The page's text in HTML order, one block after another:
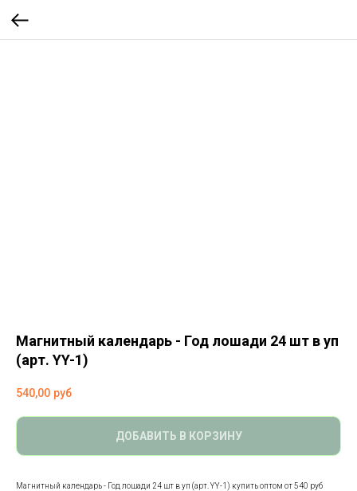
Магнитный календарь - Год лошади 24 шт в уп
(арт. YY-1)
540,00 руб
ДОБАВИТЬ В КОРЗИНУ
Магнитный календарь - Год лошади 24 шт в уп (арт. YY-1) купить оптом от 540 руб